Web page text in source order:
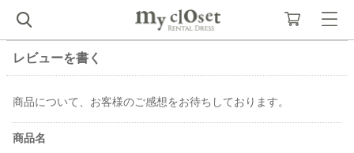
レビューを書く
商品について、お客様のご感想をお待ちしております。
商品名